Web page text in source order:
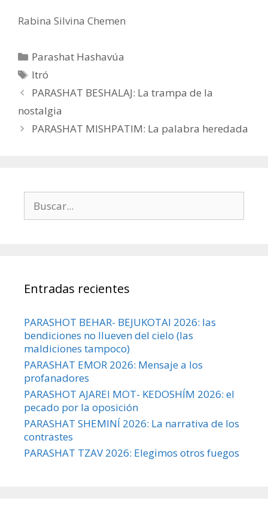
Rabina Silvina Chemen
Categorías
Parashat Hashavúa
Etiquetas
Itró
PARASHAT BESHALAJ: La trampa de la
nostalgia
PARASHAT MISHPATIM: La palabra heredada
Entradas recientes
PARASHOT BEHAR- BEJUKOTAI 2026: las
bendiciones no llueven del cielo (las
maldiciones tampoco)
PARASHAT EMOR 2026: Mensaje a los
profanadores
PARASHOT AJAREI MOT- KEDOSHÍM 2026: el
pecado por la oposición
PARASHAT SHEMINÍ 2026: La narrativa de los
contrastes
PARASHAT TZAV 2026: Elegimos otros fuegos